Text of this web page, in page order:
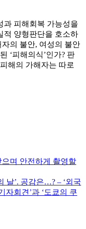
과 피해회복 가능성을
양형판단을 호소하
의 불안, 여성의 불안
‘피해의식’인가? 판
해의 가해자는 따로
며 안전하게 촬영할
날’. 공감은…? – ‘외국
자회견’과 ‘도쿄의 쿠